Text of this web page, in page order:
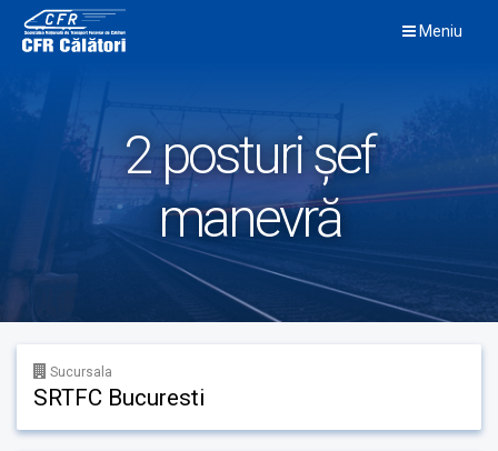
content
Meniu
2 posturi șef
manevră
Sucursala
SRTFC Bucuresti